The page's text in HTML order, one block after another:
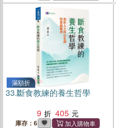
滿額折
33.斷食教練的養生哲學
9
405
庫存：6